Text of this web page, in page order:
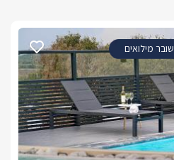
שובר מילואים